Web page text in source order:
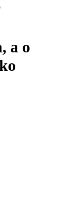
a o